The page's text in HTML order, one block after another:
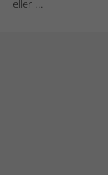
eller ...